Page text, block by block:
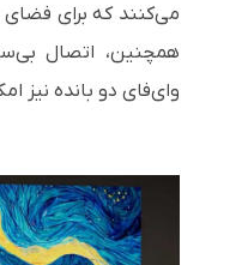
وای‌فای دو بانده نیز